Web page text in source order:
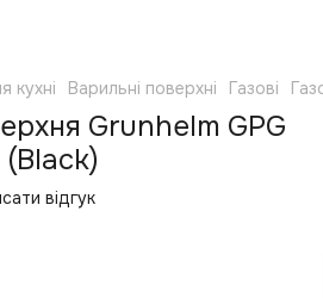
кухні Варильні поверхні Газові
Grunhelm GPG
(Black)
відгук